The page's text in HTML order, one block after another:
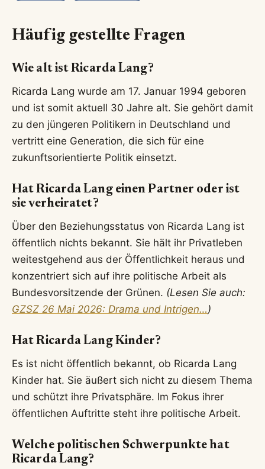
Häufig gestellte Fragen
Wie alt ist Ricarda Lang?
Ricarda Lang wurde am 17. Januar 1994 geboren
und ist somit aktuell 30 Jahre alt. Sie gehört damit
zu den jüngeren Politikern in Deutschland und
vertritt eine Generation, die sich für eine
zukunftsorientierte Politik einsetzt.
Hat Ricarda Lang einen Partner oder ist
sie verheiratet?
Über den Beziehungsstatus von Ricarda Lang ist
öffentlich nichts bekannt. Sie hält ihr Privatleben
weitestgehend aus der Öffentlichkeit heraus und
konzentriert sich auf ihre politische Arbeit als
Bundesvorsitzende der Grünen. (Lesen Sie auch:
GZSZ 26 Mai 2026: Drama und Intrigen…)
Hat Ricarda Lang Kinder?
Es ist nicht öffentlich bekannt, ob Ricarda Lang
Kinder hat. Sie äußert sich nicht zu diesem Thema
und schützt ihre Privatsphäre. Im Fokus ihrer
öffentlichen Auftritte steht ihre politische Arbeit.
Welche politischen Schwerpunkte hat
Ricarda Lang?